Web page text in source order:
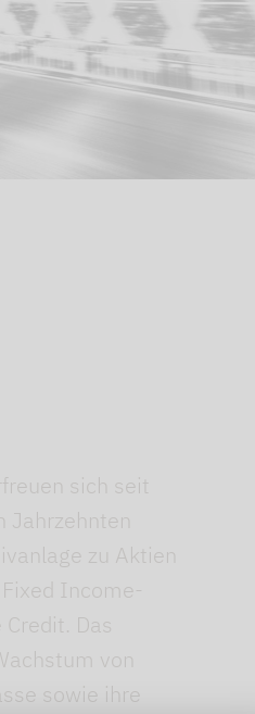
sich seit
Jahrzehnten
zu Aktien
Income-
Das
von
sowie ihre